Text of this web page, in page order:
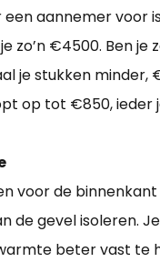
aannemer voor
zo’n €4500. Ben je
je stukken minder,
op tot €850, ieder
voor de
de gevel isoleren.
beter vast te